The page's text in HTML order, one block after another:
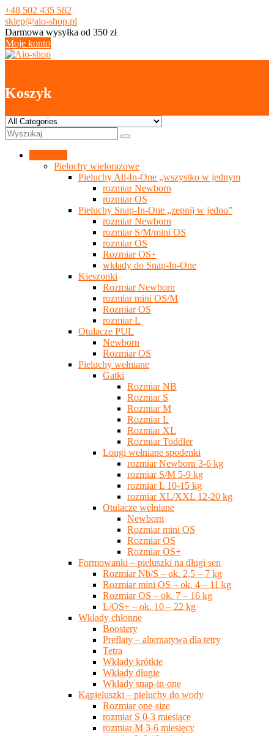
Skip
to
content
+48 502 435 582
sklep@aio-shop.pl
Darmowa wysyłka od 350 zł
Moje konto
Koszyk
Pieluchy wielorazowe
Pieluchy All-In-One „wszystko w jednym
rozmiar Newborn
rozmiar OS
Pieluchy Snap-In-One „zepnij w jedno”
rozmiar Newborn
rozmiar S/M/mini OS
rozmiar OS
Rozmiar OS+
wkłady do Snap-In-One
Kieszonki
Rozmiar Newborn
rozmiar mini OS/M
Rozmiar OS
rozmiar L
Otulacze PUL
Newborn
Rozmiar OS
Pieluchy wełniane
Gatki
Rozmiar NB
Rozmiar S
Rozmiar M
Rozmiar L
Rozmiar XL
Rozmiar Toddler
Longi wełniane spodenki
rozmiar Newborn 3-6 kg
rozmiar S/M 5-9 kg
rozmiar L 10-15 kg
rozmiar XL/XXL 12-20 kg
Otulacze wełniane
Newborn
Rozmiar mini OS
Rozmiar OS
Rozmiar OS+
Formowanki – pieluszki na długi sen
Rozmiar Nb/S – ok. 2,5 – 7 kg
Rozmiar mini OS – ok. 4 – 11 kg
Rozmiar OS – ok. 7 – 16 kg
L/OS+ – ok. 10 – 22 kg
Wkłady chłonne
Boostery
Preflaty – alternatywa dla tetry
Tetra
Wkłady krótkie
Wkłady długie
Wkłady snap-in-one
Kąpieluszki – pieluchy do wody
Rozmiar one-size
rozmiar S 0-3 miesiące
rozmiar M 3-6 miesięcy